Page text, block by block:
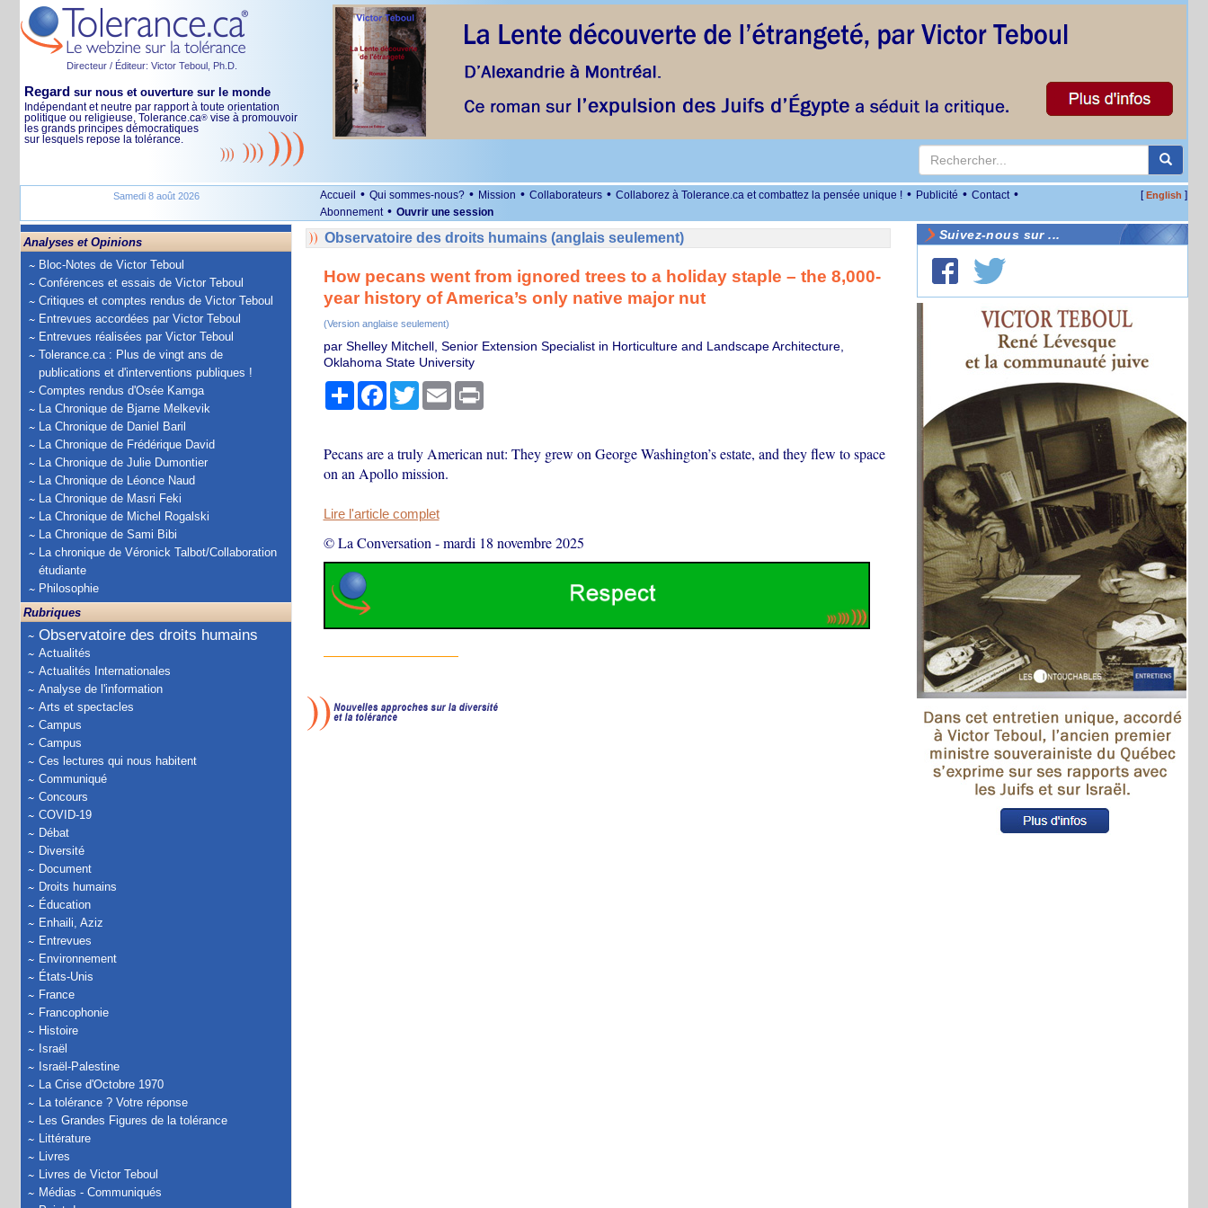
Directeur / Éditeur: Victor Teboul, Ph.D.
Regard sur nous et ouverture sur le monde
Indépendant et neutre par rapport à toute orientation
politique ou religieuse, Tolerance.ca® vise à promouvoir
les grands principes démocratiques
sur lesquels repose la tolérance.
Samedi 8 août 2026 Accueil • Qui sommes-nous? • Mission • Collaborateurs • Collaborez à Tolerance.ca et combattez la pensée unique ! • Publicité • Contact •
Abonnement • Ouvrir une session
[English ]
Analyses et Opinions
Bloc-Notes de Victor Teboul
Conférences et essais de Victor Teboul
Critiques et comptes rendus de Victor Teboul
Entrevues accordées par Victor Teboul
Entrevues réalisées par Victor Teboul
Tolerance.ca : Plus de vingt ans de
publications et d'interventions publiques !
Comptes rendus d'Osée Kamga
La Chronique de Bjarne Melkevik
La Chronique de Daniel Baril
La Chronique de Frédérique David
La Chronique de Julie Dumontier
La Chronique de Léonce Naud
La Chronique de Masri Feki
La Chronique de Michel Rogalski
La Chronique de Sami Bibi
La chronique de Véronick Talbot/Collaboration
étudiante
Philosophie
Rubriques
Observatoire des droits humains
Actualités
Actualités Internationales
Analyse de l'information
Arts et spectacles
Campus
Campus
Ces lectures qui nous habitent
Communiqué
Concours
COVID-19
Débat
Diversité
Document
Droits humains
Éducation
Enhaili, Aziz
Entrevues
Environnement
États-Unis
France
Francophonie
Histoire
Israël
Israël-Palestine
La Crise d'Octobre 1970
La tolérance ? Votre réponse
Les Grandes Figures de la tolérance
Littérature
Livres
Livres de Victor Teboul
Médias - Communiqués
Observatoire des droits humains (anglais seulement)
How pecans went from ignored trees to a holiday staple – the 8,000-
year history of America’s only native major nut
(Version anglaise seulement)
par Shelley Mitchell, Senior Extension Specialist in Horticulture and Landscape Architecture,
Oklahoma State University
PartagerFacebook
TwitterEmail Print
Pecans are a truly American nut: They grew on George Washington’s estate, and they flew to space
on an Apollo mission.
Lire l'article complet
© La Conversation -mardi 18 novembre 2025
Suivez-nous sur ...